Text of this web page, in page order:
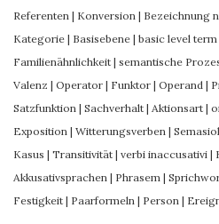
Referenten | Konversion | Bezeichnung
Kategorie | Basisebene | basic level term
Familienähnlichkeit | semantische
Valenz | Operator | Funktor | Operand |
Satzfunktion | Sachverhalt | Aktionsart |
Exposition | Witterungsverben |
Kasus | Transitivität | verbi inaccusativi |
Akkusativsprachen | Phrasem |
Festigkeit | Paarformeln | Person |